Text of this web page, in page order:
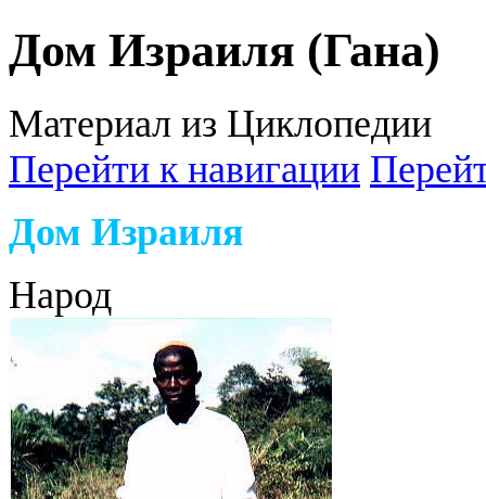
Дом Израиля (Гана)
Материал из Циклопедии
Перейти к навигации
Дом Израиля
Народ